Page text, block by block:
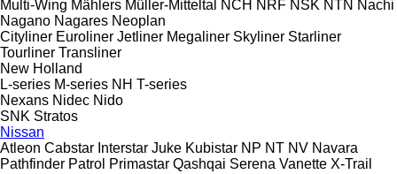
Multi-Wing Mählers Müller-Mitteltal NCH NRF NSK NTN Nachi
Nagano Nagares Neoplan
Cityliner Euroliner Jetliner Megaliner Skyliner Starliner
Tourliner Transliner
New Holland
L-series M-series NH T-series
Nexans Nidec Nido
SNK Stratos
Nissan
Atleon Cabstar Interstar Juke Kubistar NP NT NV Navara
Pathfinder Patrol Primastar Qashqai Serena Vanette X-Trail